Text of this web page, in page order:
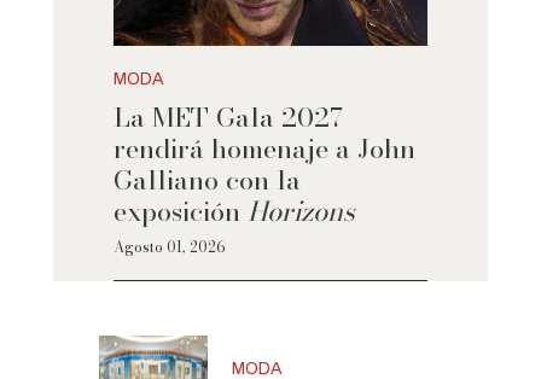
MODA
La MET Gala 2027
rendirá homenaje a John
Galliano con la
exposición Horizons
Agosto 01, 2026
MODA